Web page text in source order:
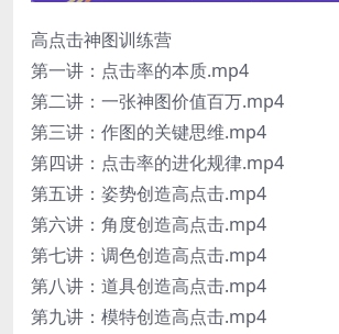
高点击神图训练营
第一讲：点击率的本质.mp4
第二讲：一张神图价值百万.mp4
第三讲：作图的关键思维.mp4
第四讲：点击率的进化规律.mp4
第五讲：姿势创造高点击.mp4
第六讲：角度创造高点击.mp4
第七讲：调色创造高点击.mp4
第八讲：道具创造高点击.mp4
第九讲：模特创造高点击.mp4